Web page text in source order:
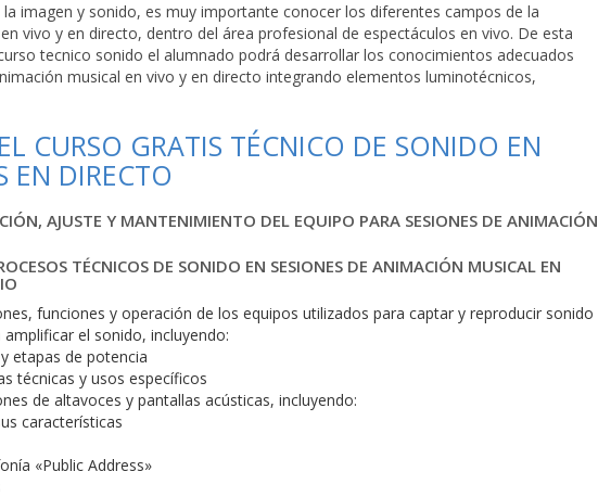
imagen y sonido, es muy importante conocer los diferentes campos de la
vivo y en directo, dentro del área profesional de espectáculos en vivo. De esta
tecnico sonido el alumnado podrá desarrollar los conocimientos adecuados
musical en vivo y en directo integrando elementos luminotécnicos,
CURSO GRATIS TÉCNICO DE SONIDO EN
EN DIRECTO
AJUSTE Y MANTENIMIENTO DEL EQUIPO PARA SESIONES DE ANIMACIÓN
TÉCNICOS DE SONIDO EN SESIONES DE ANIMACIÓN MUSICAL EN
funciones y operación de los equipos utilizados para captar y reproducir sonido
el sonido, incluyendo:
etapas de potencia
técnicas y usos específicos
de altavoces y pantallas acústicas, incluyendo:
características
«Public Address»